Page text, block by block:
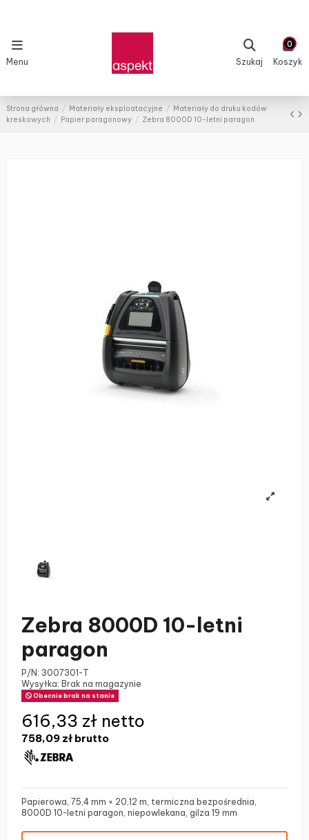
Menu Szukaj
0
Koszyk
Strona główna Materiały eksploatacyjne
Materiały do druku kodów
kreskowych
Papier paragonowy Zebra 8000D 10-letni paragon
Zebra 8000D 10-letni
paragon
P/N: 3007301-T
Wysyłka: Brak na magazynie
Obecnie brak na stanie
758,09 zł brutto
616,33 zł netto
Papierowa, 75,4 mm × 20,12 m, termiczna bezpośrednia,
8000D 10-letni paragon, niepowlekana, gilza 19 mm